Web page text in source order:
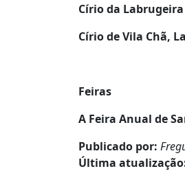
Círio da Labrugeira
Círio de Vila Chã,
Feiras
A Feira Anual de
Publicado por:
Última